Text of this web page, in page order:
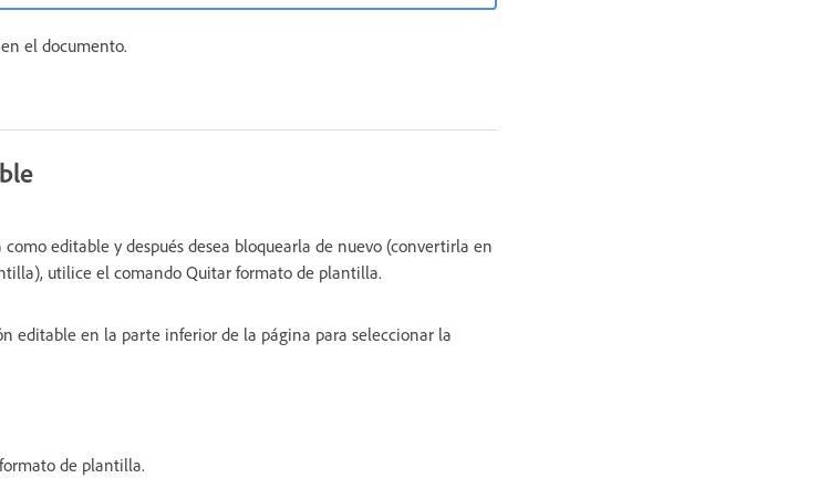
el documento.
editable y después desea bloquearla de nuevo (convertirla en
utilice el comando Quitar formato de plantilla.
editable en la parte inferior de la página para seleccionar la
de plantilla.